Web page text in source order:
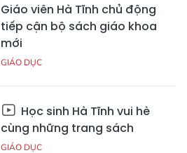
Giáo viên Hà Tĩnh chủ động
tiếp cận bộ sách giáo khoa
mới
GIÁO DỤC
Học sinh Hà Tĩnh vui hè
cùng những trang sách
GIÁO DỤC